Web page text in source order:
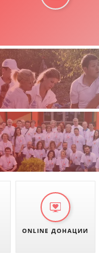
ONLINE ДОНАЦИИ